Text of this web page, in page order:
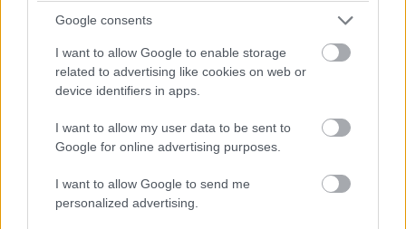
Google consents
I want to allow Google to enable storage
related to advertising like cookies on web or
device identifiers in apps.
I want to allow my user data to be sent to
Google for online advertising purposes.
I want to allow Google to send me
personalized advertising.
Mountain Lion néven ismert) verzióinak támogatását. A
2009 és 2012 között megjelent verziókhoz ugyanis az
Apple sem ad ki többé biztonsági frissítéseket.
Firefox 49 a Mozilla weboldaláról tölthető le.